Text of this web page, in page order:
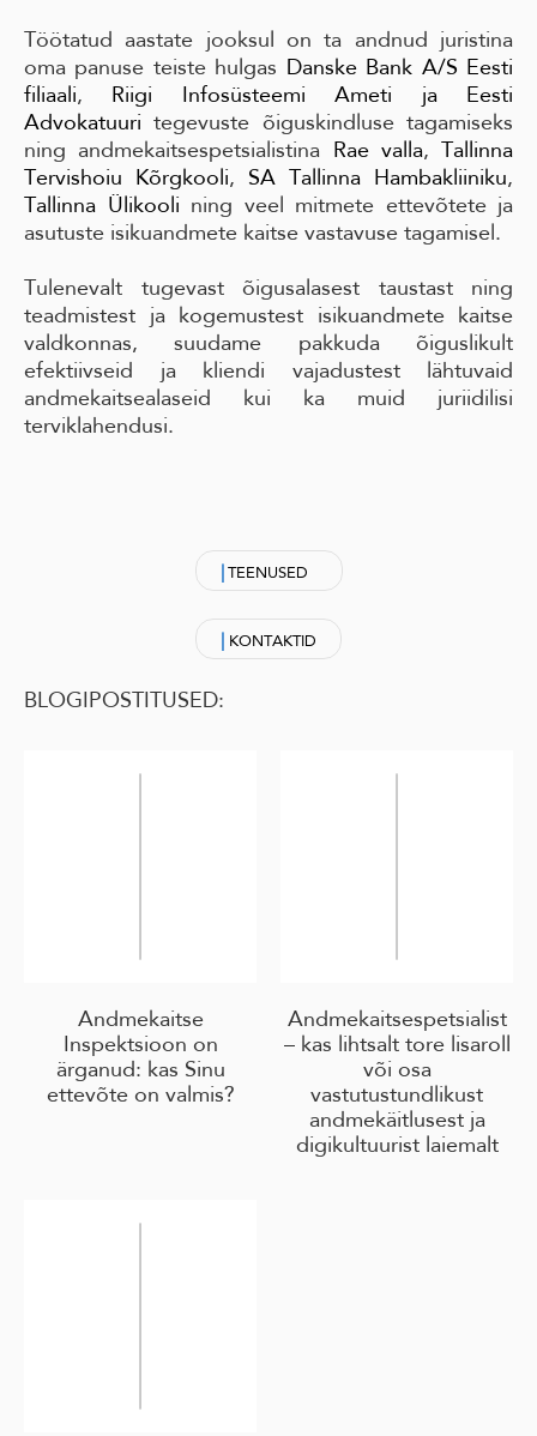
Töötatud aastate jooksul on ta andnud juristina
oma panuse teiste hulgas Danske Bank A/S Eesti
filiaali, Riigi Infosüsteemi Ameti ja
Eesti
Advokatuuri tegevuste õiguskindluse tagamiseks
ning andmekaitsespetsialistina Rae valla, Tallinna
Tervishoiu Kõrgkooli, SA Tallinna Hambakliiniku,
Tallinna Ülikooli ning veel mitmete ettevõtete ja
asutuste isikuandmete kaitse vastavuse tagamisel.
Tulenevalt tugevast õigusalasest taustast ning
teadmistest ja kogemustest isikuandmete kaitse
valdkonnas, suudame pakkuda õiguslikult
efektiivseid ja kliendi vajadustest lähtuvaid
andmekaitsealaseid kui ka muid juriidilisi
terviklahendusi.
| TEENUSED
| KONTAKTID
BLOGIPOSTITUSED:
Andmekaitse
Inspektsioon on
ärganud: kas Sinu
ettevõte on valmis?
Andmekaitsespetsialist
– kas lihtsalt tore lisaroll
või osa
vastutustundlikust
andmekäitlusest ja
digikultuurist laiemalt